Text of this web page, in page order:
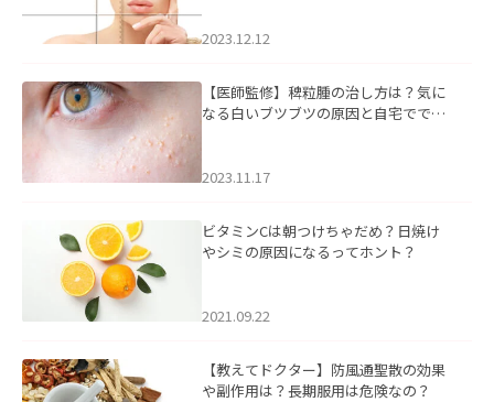
2023.12.12
【医師監修】稗粒腫の治し方は？気に
なる白いブツブツの原因と自宅ででき
2023.11.17
ビタミンCは朝つけちゃだめ？日焼け
やシミの原因になるってホント？
2021.09.22
【教えてドクター】防風通聖散の効果
や副作用は？長期服用は危険なの？